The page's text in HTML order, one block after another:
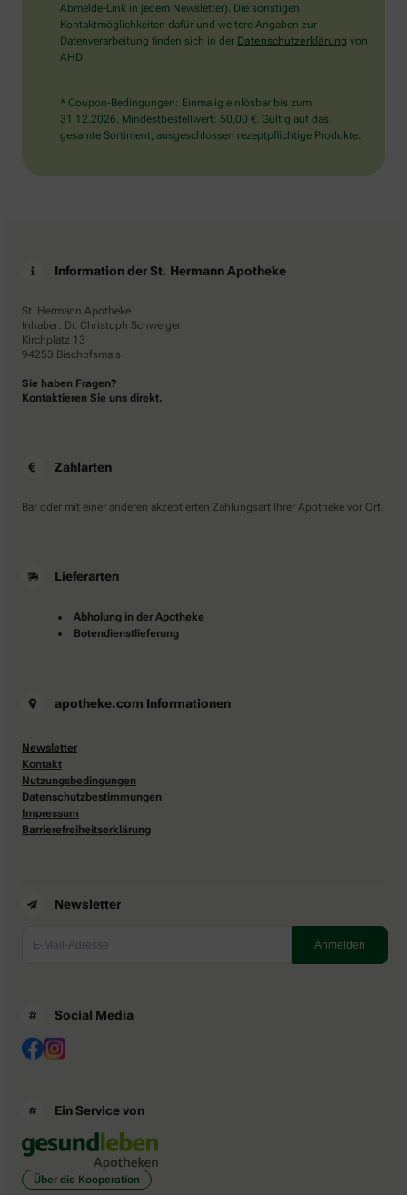
Abmelde-Link in jedem Newsletter). Die sonstigen
Kontaktmöglichkeiten dafür und weitere Angaben zur
Datenverarbeitung finden sich in der Datenschutzerklärung von
AHD.
* Coupon-Bedingungen: Einmalig einlösbar bis zum
31.12.2026. Mindestbestellwert: 50,00 €. Gültig auf das
gesamte Sortiment, ausgeschlossen rezeptpflichtige Produkte.
Information der St. Hermann Apotheke
St. Hermann Apotheke
Inhaber: Dr. Christoph Schweiger
Kirchplatz 13
94253 Bischofsmais
Sie haben Fragen?
Kontaktieren Sie uns direkt.
Zahlarten
Bar oder mit einer anderen akzeptierten Zahlungsart Ihrer Apotheke vor Ort.
Lieferarten
Abholung in der Apotheke
Botendienstlieferung
apotheke.com Informationen
Newsletter
Kontakt
Nutzungsbedingungen
Datenschutzbestimmungen
Impressum
Barrierefreiheitserklärung
Newsletter
Social Media
Ein Service von
Über die Kooperation